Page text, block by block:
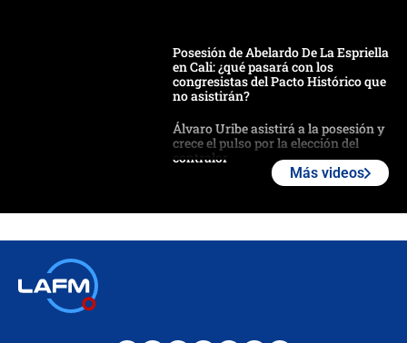
Posesión de Abelardo De La Espriella
en Cali: ¿qué pasará con los
congresistas del Pacto Histórico que
no asistirán?
Álvaro Uribe asistirá a la posesión y
crece el pulso por la elección del
contralor
Más videos